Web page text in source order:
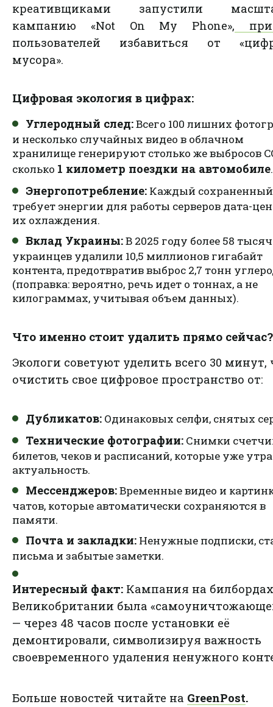
креативщиками запустили
кампанию «Not On My Phone»,
пользователей избавиться от
мусора».
Цифровая экология в цифрах:
Углеродный след:Всего 100 лишних
и несколько случайных видео в облачном
хранилище генерируют столько же выбросов
сколько 1 километр поездки на автомобиле.
Энергопотребление: Каждый
требует энергии для работы серверов дата-
их охлаждения.
Вклад Украины:В 2025 году более 58 тысяч
украинцев удалили 10,5 миллионов гигабайт
контента, предотвратив выброс 2,7 тонн
(поправка: вероятно, речь идет о тоннах, а не
килограммах, учитывая объем данных).
Что именно стоит удалить прямо сейчас?
Экологи советуют уделить всего 30 минут,
очистить свое цифровое пространство от:
Дубликатов: Одинаковых селфи, снятых
Технические фотографии: Снимки
билетов, чеков и расписаний, которые уже
актуальность.
Мессенджеров:Временные видео и
чатов, которые автоматически сохраняются в
памяти.
Почта и закладки: Ненужные подписки,
письма и забытые заметки.
Интересный факт: Кампания на
Великобритании была
— через 48 часов после установки её
демонтировали, символизируя важность
своевременного удаления ненужного
Больше новостей читайте на GreenPost.